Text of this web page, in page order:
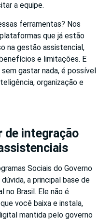
a equipe.
ferramentas? Nos
que já estão
na gestão assistencial,
e limitações. E
gastar nada, é possível
organização e
de integração
Sociais do Governo
a principal base de
no Brasil. Ele não é
você baixa e instala,
mantida pelo governo